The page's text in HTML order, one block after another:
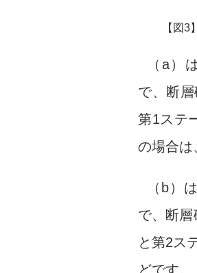
【図
（a）
で、断
第1ステ
の場合は
（b）
で、断
と第2ス
どです。